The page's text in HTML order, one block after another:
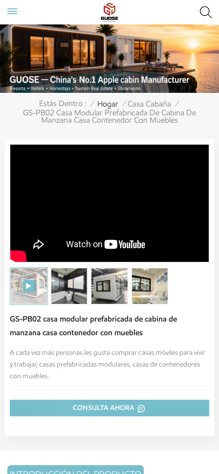
Estás Dentro : / Hogar / Casa Cabaña /
GS-PB02 Casa Modular Prefabricada De Cabina De
Manzana Casa Contenedor Con Muebles
GS-PB02 casa modular prefabricada de cabina de
manzana casa contenedor con muebles
A cada vez más personas les gusta comprar casas móviles para vivir
y trabajar, casas prefabricadas modulares, casas de contenedores
con muebles.
CONSULTA AHORA